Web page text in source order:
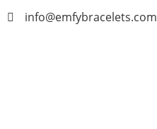
info@emfybracelets.com